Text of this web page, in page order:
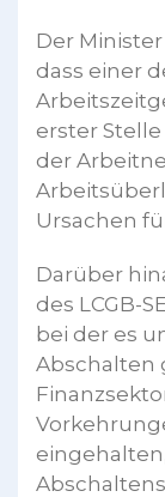
Der
dass einer
erster
der
Ursachen
Darüber
des LCGB-
bei der es
Abschalten